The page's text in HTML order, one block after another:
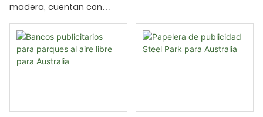
madera, cuentan con
asientos de madera
maciza y estructuras de
aluminio fundido. Bancos
ergonómicos y duraderos
terrazas.
Está diseñado para
jardines, parques, lugares
escénicos y comunidades.
304, que proporciona a los